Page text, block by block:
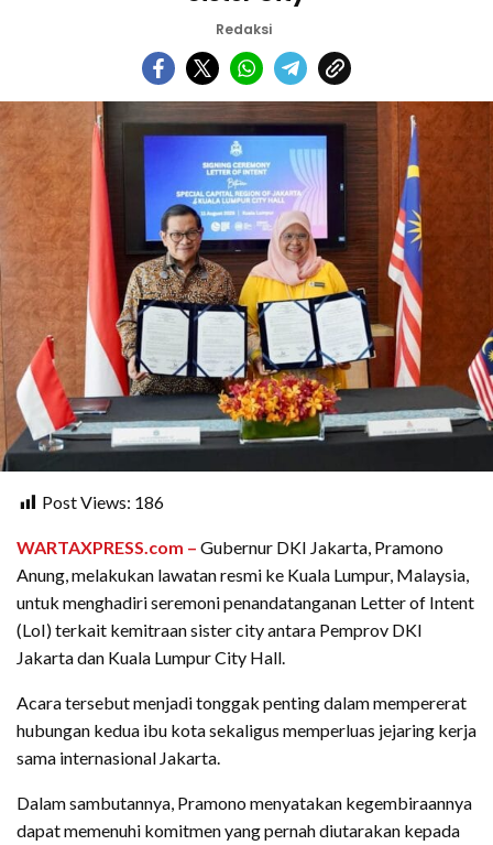
Redaksi
Post Views: 186
WARTAXPRESS.com – Gubernur DKI Jakarta, Pramono
Anung, melakukan lawatan resmi ke Kuala Lumpur, Malaysia,
untuk menghadiri seremoni penandatanganan Letter of Intent
(LoI) terkait kemitraan sister city antara Pemprov DKI
Jakarta dan Kuala Lumpur City Hall.
Acara tersebut menjadi tonggak penting dalam mempererat
hubungan kedua ibu kota sekaligus memperluas jejaring kerja
sama internasional Jakarta.
Dalam sambutannya, Pramono menyatakan kegembiraannya
dapat memenuhi komitmen yang pernah diutarakan kepada